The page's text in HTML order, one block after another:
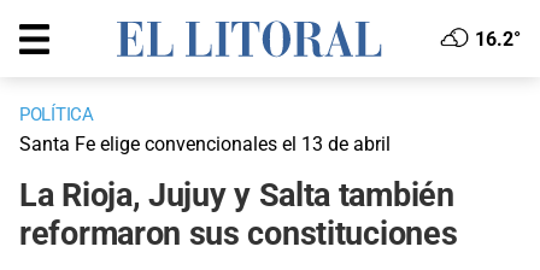
16.2°
POLÍTICA
Santa Fe elige convencionales el 13 de abril
La Rioja, Jujuy y Salta también
reformaron sus constituciones